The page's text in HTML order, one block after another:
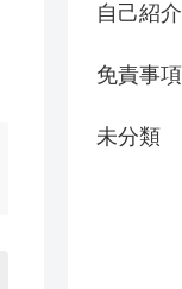
自己紹介
免責事項
未分類